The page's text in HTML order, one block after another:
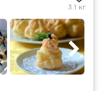
3.1 кг